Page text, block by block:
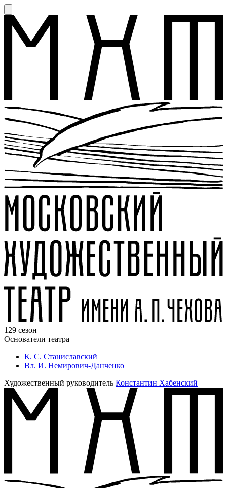
129 сезон
Основатели театра
К. С. Станиславский
Вл. И. Немирович-Данченко
Художественный руководитель Константин Хабенский